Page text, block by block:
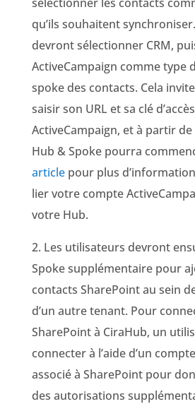
qu’ils souhaitent
devront sélectionner CRM,
ActiveCampaign comme type
spoke des contacts. Cela
saisir son URL et sa clé d’accès
ActiveCampaign, et à partir
Hub & Spoke pourra
articlepour plus
lier votre compte
votre Hub.
2. Les utilisateurs devront
Spoke supplémentaire pour
contacts SharePoint au sein
d’un autre tenant. Pour
SharePoint à CiraHub, un
connecter à l’aide d’un
associé à SharePoint pour
des autorisations